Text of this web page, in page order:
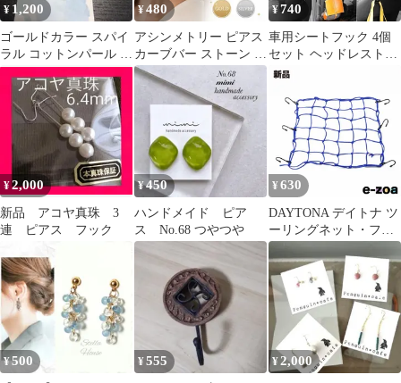
¥ 1,200
ゴールドカラー スパイ
ラル コットンパール シ
リコンキャッチ付きフ
ックピアス
¥480
アシンメトリー ピアス
カーブバー ストーン チ
ェーン 揺れる 小ぶり
シンプル 上品 華奢 レ
ディース ゴールド シル
バー 選べる2color
¥740
車用シートフック 4個
セット ヘッドレストフ
ック 車内収納 取り外し
10kg 車内収納フック 車
用フック 荷崩れ防止 取
り外し不要 簡単取付
¥2,000
新品 アコヤ真珠 3
連 ピアス フック
¥450
ハンドメイド ピア
ス No.68 つやつや
¥ 630
DAYTONA デイトナ ツ
ーリングネット・フッ
ク・コード レジネット
40X40 ブルー D77790
(2415033)
¥500 ¥555 ¥2,000